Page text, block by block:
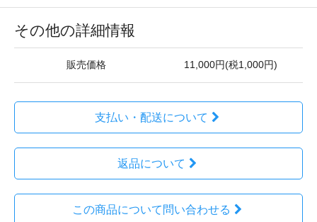
その他の詳細情報
販売価格 11,000円(税1,000円)
支払い・配送について
返品について
この商品について問い合わせる